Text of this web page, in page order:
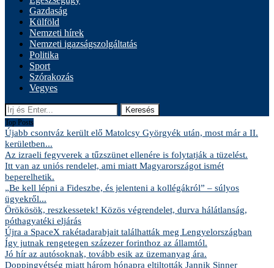
Gazdaság
Külföld
Nemzeti hírek
Nemzeti igazságszolgáltatás
Politika
Sport
Szórakozás
Vegyes
Keresés
Top Posts
Újabb csontváz került elő Matolcsy Györgyék után, most már a II.
kerületben...
Az izraeli fegyverek a tűzszünet ellenére is folytatják a tüzelést.
Itt van az uniós rendelet, ami miatt Magyarországot ismét
beperelhetik.
„Be kell lépni a Fideszbe, és jelenteni a kollégákról” – súlyos
ügyekről...
Örökösök, reszkessetek! Közös végrendelet, durva hálátlanság,
póthagyatéki eljárás
Újra a SpaceX rakétadarabjait találhatták meg Lengyelországban
Így jutnak rengetegen százezer forinthoz az államtól.
Jó hír az autósoknak, tovább esik az üzemanyag ára.
Doppingvétség miatt három hónapra eltiltották Jannik Sinner